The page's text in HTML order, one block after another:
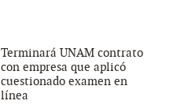
Terminará UNAM contrato
con empresa que aplicó
cuestionado examen en
línea